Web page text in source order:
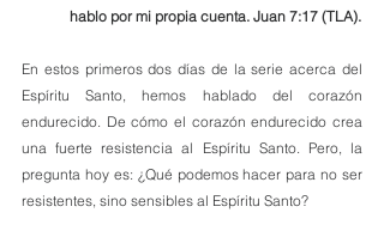
hablo por mi propia cuenta. Juan 7:17 (TLA).
En estos primeros dos días de la serie acerca del
Espíritu Santo, hemos hablado del corazón
endurecido. De cómo el corazón endurecido crea
una fuerte resistencia al Espíritu Santo. Pero, la
pregunta hoy es: ¿Qué podemos hacer para no ser
resistentes, sino sensibles al Espíritu Santo?